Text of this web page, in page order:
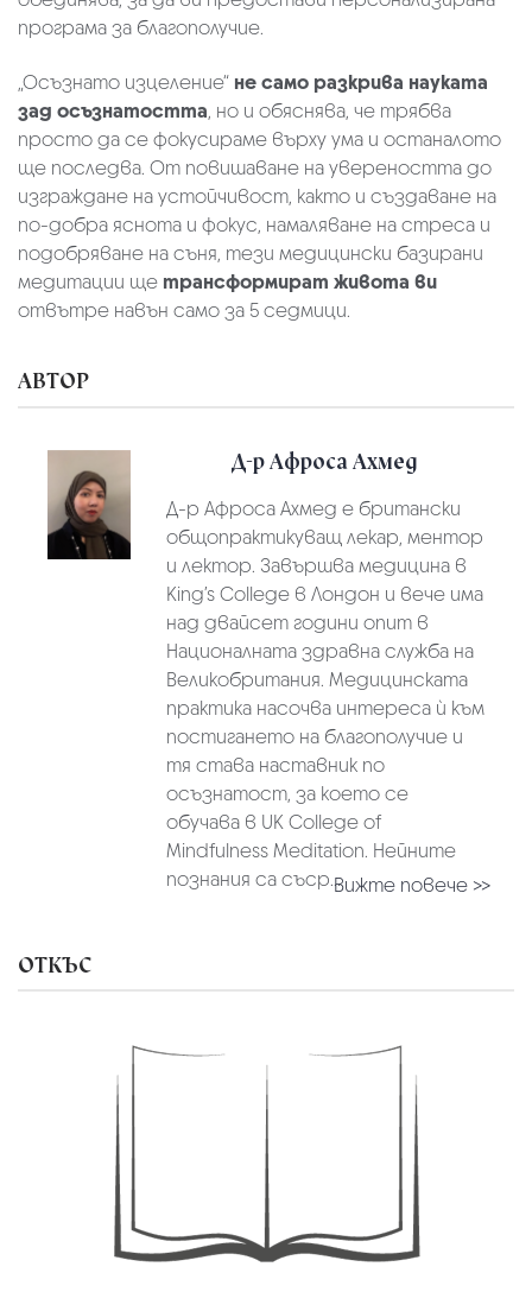
програма за благополучие.
„Осъзнато изцеление“ не само разкрива науката
зад осъзнатостта, но и обяснява, че трябва
просто да се фокусираме върху ума и останалото
ще последва. От повишаване на увереността до
изграждане на устойчивост, както и създаване на
по-добра яснота и фокус, намаляване на стреса и
подобряване на съня, тези медицински базирани
медитации ще трансформират живота ви
отвътре навън само за 5 седмици.
АВТОР
Д-р Афроса Ахмед
Д-р Афроса Ахмед e британски
общопрактикуващ лекар, ментор
и лектор. Завършва медицина в
King’s College в Лондон и вече има
над двайсет години опит в
Националната здравна служба на
Великобритания. Медицинската
практика насочва интереса ѝ към
постигането на благополучие и
тя става наставник по
осъзнатост, за което се
обучава в UK College of
Mindfulness Meditation. Нейните
познания са съср...Вижте повече >>
ОТКЪС